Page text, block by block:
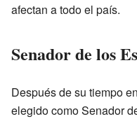
afectan a todo el país.
Senador de los
Después de su tiempo
elegido como Senador